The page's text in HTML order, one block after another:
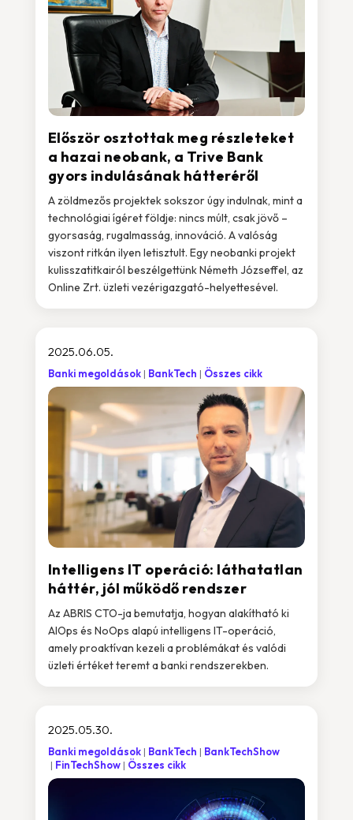
Először osztottak meg részleteket
a hazai neobank, a Trive Bank
gyors indulásának hátteréről
A zöldmezős projektek sokszor úgy indulnak, mint a
technológiai ígéret földje: nincs múlt, csak jövő –
gyorsaság, rugalmasság, innováció. A valóság
viszont ritkán ilyen letisztult. Egy neobanki projekt
kulisszatitkairól beszélgettünk Németh Józseffel, az
Online Zrt. üzleti vezérigazgató-helyettesével.
Intelligens IT operáció: láthatatlan
háttér, jól működő rendszer
2025.06.05.
Banki megoldások BankTech Összes cikk
Az ABRIS CTO-ja bemutatja, hogyan alakítható ki
AIOps és NoOps alapú intelligens IT-operáció,
amely proaktívan kezeli a problémákat és valódi
üzleti értéket teremt a banki rendszerekben.
2025.05.30.
Banki megoldások BankTech
BankTechShow
FinTechShow
Összes cikk